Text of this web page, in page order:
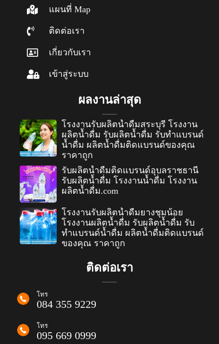
แผนที่ Map
ติดต่อเรา
เกี่ยวกับเรา
เข้าสู่ระบบ
ผลงานล่าสุด
โรงงานรับผลิตน้ำดื่มสระบุรี โรงงาน
ผลิตน้ำดื่ม รับผลิตน้ำดื่ม รับทำแบรนด์
น้ำดื่ม ผลิตน้ำดื่มติดแบรนด์ของคุณ
ราคาถูก
รับผลิตน้ำดื่มติดแบรนด์อุบลราชธานี
รับผลิตน้ำดื่ม โรงงานน้ำดื่ม โรงงาน
ผลิตน้ำดื่ม.com
โรงงานรับผลิตน้ำดื่มยางชุมน้อย
โรงงานผลิตน้ำดื่ม รับผลิตน้ำดื่ม รับ
ทำแบรนด์น้ำดื่ม ผลิตน้ำดื่มติดแบรนด์
ของคุณ ราคาถูก
ติดต่อเรา
โทร
084 355 9229
โทร
095 669 0999